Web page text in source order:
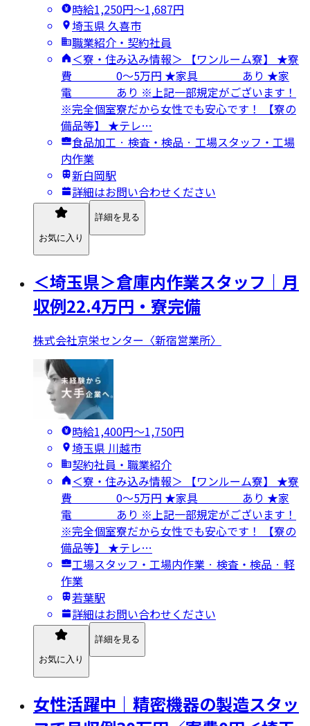
時給1,250円〜1,687円
埼玉県 久喜市
職業紹介・契約社員
＜寮・住み込み情報＞ 【ワンルーム寮】 ★寮
費 0～5万円 ★家具 あり ★家
電 あり ※上記一部規定がございます！
※完全個室寮だから女性でも安心です！ 【寮の
備品等】 ★テレ…
食品加工 · 検査・検品 · 工場スタッフ・工場
内作業
新白岡駅
詳細はお問い合わせください
お気に入り
詳細を見る
＜埼玉県＞倉庫内作業スタッフ｜月
収例22.4万円・寮完備
株式会社京栄センター〈新宿営業所〉
時給1,400円〜1,750円
埼玉県 川越市
契約社員・職業紹介
＜寮・住み込み情報＞ 【ワンルーム寮】 ★寮
費 0～5万円 ★家具 あり ★家
電 あり ※上記一部規定がございます！
※完全個室寮だから女性でも安心です！ 【寮の
備品等】 ★テレ…
工場スタッフ・工場内作業 · 検査・検品 · 軽
作業
若葉駅
詳細はお問い合わせください
お気に入り
詳細を見る
女性活躍中｜精密機器の製造スタッ